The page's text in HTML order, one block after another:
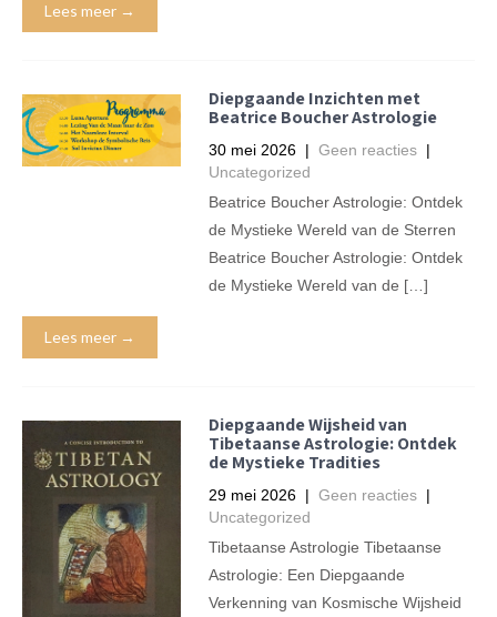
Lees meer →
Diepgaande Inzichten met
Beatrice Boucher Astrologie
30 mei 2026 | Geen reacties |
Uncategorized
Beatrice Boucher Astrologie: Ontdek
de Mystieke Wereld van de Sterren
Beatrice Boucher Astrologie: Ontdek
de Mystieke Wereld van de […]
Lees meer →
Diepgaande Wijsheid van
Tibetaanse Astrologie: Ontdek
de Mystieke Tradities
29 mei 2026 | Geen reacties |
Uncategorized
Tibetaanse Astrologie Tibetaanse
Astrologie: Een Diepgaande
Verkenning van Kosmische Wijsheid